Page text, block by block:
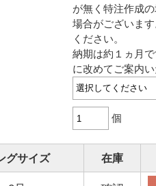
ホームページ
が無く特注作成
場合がございま
ください。
納期は約１ヵ月
に改めてご案内い
個
グサイズ 在庫